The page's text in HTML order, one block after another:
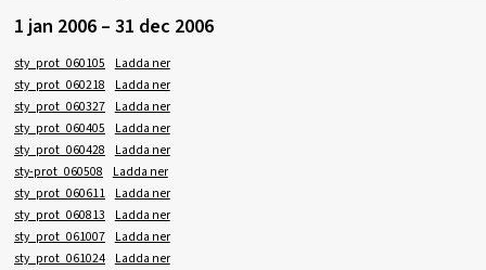
1 jan 2006 – 31 dec 2006
sty_prot_060105 Ladda ner
sty_prot_060218 Ladda ner
sty_prot_060327 Ladda ner
sty_prot_060405 Ladda ner
sty_prot_060428 Ladda ner
sty-prot_060508 Ladda ner
sty_prot_060611 Ladda ner
sty_prot_060813 Ladda ner
sty_prot_061007 Ladda ner
sty_prot_061024 Ladda ner